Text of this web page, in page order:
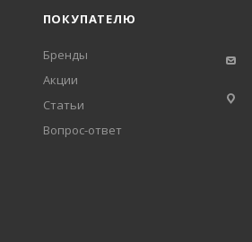
ПОКУПАТЕЛЮ
Бренды
Акции
Статьи
Вопрос-ответ